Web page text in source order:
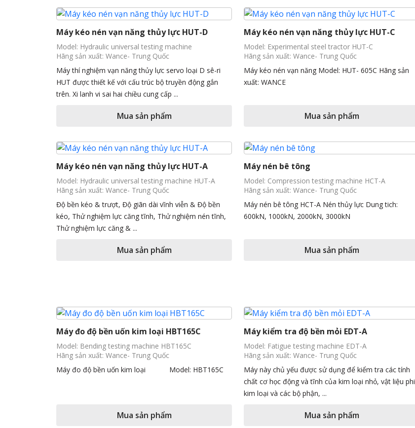
Máy kéo nén vạn năng thủy lực HUT-D
Model: Hydraulic universal testing machine
Hãng sản xuất: Wance- Trung Quốc
Máy thí nghiệm vạn năng thủy lực servo loại D sê-ri
HUT được thiết kế với cấu trúc bộ truyền động gắn
trên. Xi lanh vi sai hai chiều cung cấp ...
Mua sản phẩm
Máy kéo nén vạn năng thủy lực HUT-C
Model: Experimental steel tractor HUT-C
Hãng sản xuất: Wance- Trung Quốc
Máy kéo nén vạn năng Model: HUT- 605C Hãng sản
xuất: WANCE
Mua sản phẩm
Máy kéo nén vạn năng thủy lực HUT-A
Model: Hydraulic universal testing machine HUT-A
Hãng sản xuất: Wance- Trung Quốc
Độ bền kéo & trượt, Độ giãn dài vĩnh viễn & Độ bền
kéo, Thử nghiệm lực căng tĩnh, Thử nghiệm nén tĩnh,
Thử nghiệm lực căng & ...
Mua sản phẩm
Máy nén bê tông
Model: Compression testing machine HCT-A
Hãng sản xuất: Wance- Trung Quốc
Máy nén bê tông HCT-A Nén thủy lực Dung tich:
600kN, 1000kN, 2000kN, 3000kN
Mua sản phẩm
Máy đo độ bền uốn kim loại HBT165C
Model: Bending testing machine HBT165C
Hãng sản xuất: Wance- Trung Quốc
Máy đo độ bền uốn kim loại Model: HBT165C
Mua sản phẩm
Máy kiểm tra độ bền mỏi EDT-A
Model: Fatigue testing machine EDT-A
Hãng sản xuất: Wance- Trung Quốc
Máy này chủ yếu được sử dụng để kiểm tra các tính
chất cơ học động và tĩnh của kim loại nhỏ, vật liệu phi
kim loại và các bộ phận, ...
Mua sản phẩm